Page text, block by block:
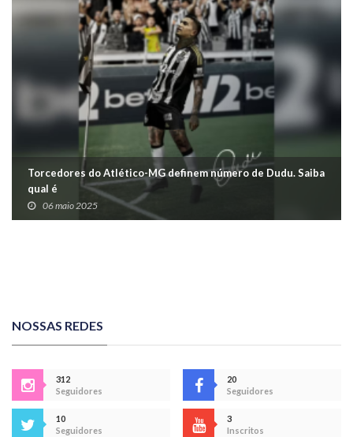
Torcedores do Atlético-MG definem número de Dudu. Saiba
qual é
06 maio 2025
NOSSAS REDES
312
Seguidores
20
Seguidores
10
Seguidores
3
Inscritos